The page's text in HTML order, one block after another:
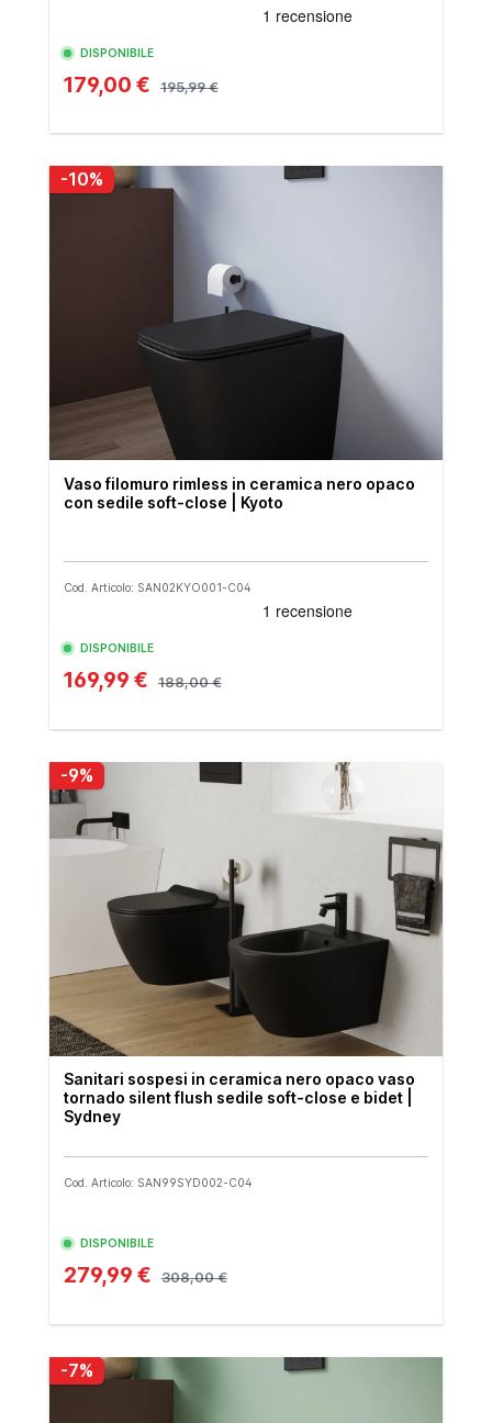
DISPONIBILE
179,00 € 195,99 €
-10%
Vaso filomuro rimless in ceramica nero opaco
con sedile soft-close | Kyoto
Cod. Articolo: SAN02KYO001-C04
DISPONIBILE
169,99 € 188,00 €
-9%
Sanitari sospesi in ceramica nero opaco vaso
tornado silent flush sedile soft-close e bidet |
Sydney
Cod. Articolo: SAN99SYD002-C04
DISPONIBILE
279,99 € 308,00 €
-7%